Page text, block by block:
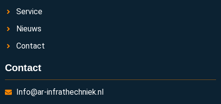
Service
Nieuws
Contact
Contact
Info@ar-infrathechniek.nl